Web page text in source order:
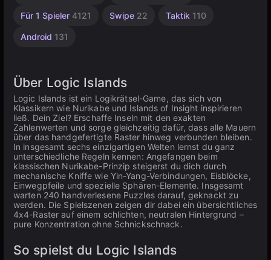
Für 1 Spieler 4121 Swipe 22 Taktik 110
Android 131
Über Logic Islands
Logic Islands ist ein Logikrätsel-Game, das sich von
Klassikern wie Nurikabe und Islands of Insight inspirieren
ließ. Dein Ziel? Erschaffe Inseln mit den exakten
Zahlenwerten und sorge gleichzeitig dafür, dass alle Mauern
über das handgefertigte Raster hinweg verbunden bleiben.
In insgesamt sechs einzigartigen Welten lernst du ganz
unterschiedliche Regeln kennen: Angefangen beim
klassischen Nurikabe-Prinzip steigerst du dich durch
mechanische Kniffe wie Yin-Yang-Verbindungen, Eisblöcke,
Einwegpfeile und spezielle Sphären-Elemente. Insgesamt
warten 240 handverlesene Puzzles darauf, geknackt zu
werden. Die Spielszenen zeigen dir dabei ein übersichtliches
4x4-Raster auf einem schlichten, neutralen Hintergrund –
pure Konzentration ohne Schnickschnack.
So spielst du Logic Islands